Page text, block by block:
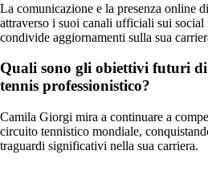
La comunicazione e la presenza online
attraverso i suoi canali ufficiali sui
condivide aggiornamenti sulla sua
Quali sono gli obiettivi futuri
tennis professionistico?
Camila Giorgi mira a continuare a
circuito tennistico mondiale,
traguardi significativi nella sua carriera.